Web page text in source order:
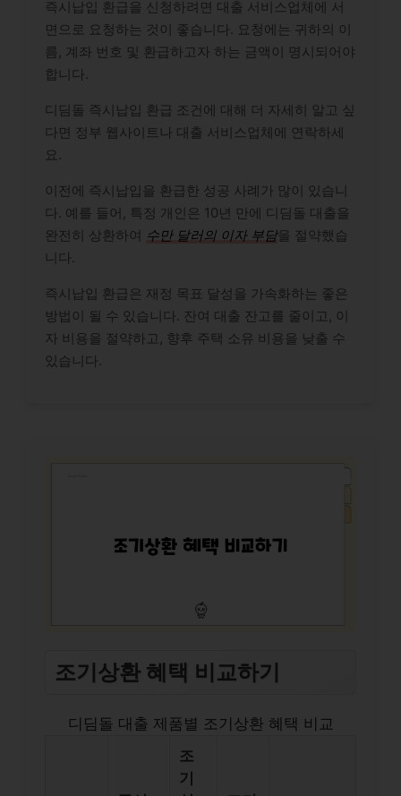
즉시납입 환급을 신청하려면 대출 서비스업체에 서
면으로 요청하는 것이 좋습니다. 요청에는 귀하의 이
름, 계좌 번호 및 환급하고자 하는 금액이 명시되어야
합니다.
디딤돌 즉시납입 환급 조건에 대해 더 자세히 알고 싶
다면 정부 웹사이트나 대출 서비스업체에 연락하세
요.
이전에 즉시납입을 환급한 성공 사례가 많이 있습니
다. 예를 들어, 특정 개인은 10년 만에 디딤돌 대출을
완전히 상환하여 수만 달러의 이자 부담을 절약했습
니다.
즉시납입 환급은 재정 목표 달성을 가속화하는 좋은
방법이 될 수 있습니다. 잔여 대출 잔고를 줄이고, 이
자 비용을 절약하고, 향후 주택 소유 비용을 낮출 수
있습니다.
조기상환 혜택 비교하기
디딤돌 대출 제품별 조기상환 혜택 비교
조
기